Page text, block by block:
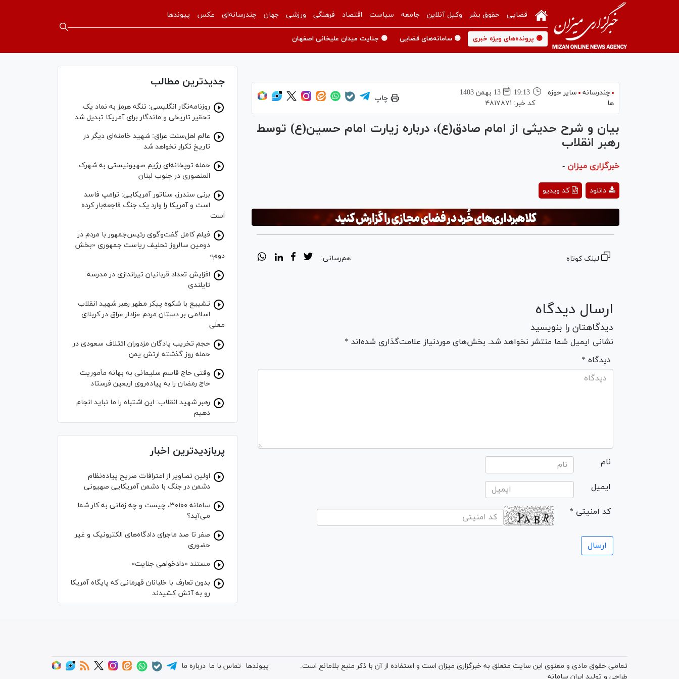
قضایی حقوق بشر وکیل آنلاین جامعه سیاست اقتصاد فرهنگی ورزشی جهان چندرسانه‌ای عکس پیوندها
🟡 پرونده‌های ویژه خبری 🟡 سامانه‌های قضایی 🟡 جنایت میدان علیخانی اصفهان
چندرسانه
سایر حوزه
ها
19:13
13 بهمن 1403
کد خبر: ۴۸۱۷۸۷۱
چاپ
بیان و شرح حدیثی از امام صادق(ع)، درباره زیارت امام حسین(ع) توسط
رهبر انقلاب
خبرگزاری میزان -
Video
کد ویدیو دانلود
لینک کوتاه هم‌رسانی:
ارسال دیدگاه
دیدگاهتان را بنویسید
نشانی ایمیل شما منتشر نخواهد شد. بخش‌های موردنیاز علامت‌گذاری شده‌اند *
* دیدگاه
نام
ایمیل
* کد امنیتی
جدیدترین مطالب
روزنامه‌نگار انگلیسی: تنگه هرمز به نماد یک
تحقیر تاریخی و ماندگار برای آمریکا تبدیل شد
عالم اهل‌سنت عراق: شهید خامنه‌ای دیگر در
تاریخ تکرار نخواهد شد
حمله توپخانه‌ای رژیم صهیونیستی به شهرک
المنصوری در جنوب لبنان
برنی سندرز، سناتور آمریکایی: ترامپ فاسد
است و آمریکا را وارد یک جنگ فاجعه‌بار کرده
است
فیلم کامل گفت‌وگوی رئیس‌جمهور با مردم در
دومین سالروز تحلیف ریاست جمهوری «بخش
دوم»
افزایش تعداد قربانیان تیراندازی در مدرسه
تایلندی
تشییع با شکوه پیکر مطهر رهبر شهید انقلاب
اسلامی بر دستان مردم عزادار عراق در کربلای
معلی
حجم تخریب پادگان مزدوران ائتلاف سعودی در
حمله روز گذشته ارتش یمن
وقتی حاج قاسم سلیمانی به بهانه مأموریت
حاج رمضان را به پیاده‌روی اربعین فرستاد
رهبر شهید انقلاب: این اشتباه را ما نباید انجام
دهیم
پربازدیدترین اخبار
اولین تصاویر از اعترافات صریح پیاده‌نظام‌
دشمن در جنگ با دشمن آمریکایی صهیونی
سامانه ۳۰۱۰۰، چیست و چه زمانی به کار شما
می‌آید؟
صفر تا صد ماجرای دادگاه‌های الکترونیک و غیر
حضوری
مستند «دادخواهی جنایت»
بدون تعارف با خلبانان قهرمانی که پایگاه آمریکا
رو به آتش کشیدند
تمامی حقوق مادی و معنوی این سایت متعلق به خبرگزاری میزان است و استفاده از آن با ذکر منبع بلامانع است.
طراحی و تولید ایران سامانه
پیوندها تماس با ما درباره ما